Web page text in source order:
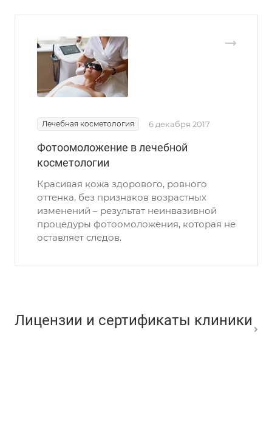
Лечебная косметология 6 декабря 2017
Фотоомоложение в лечебной
косметологии
Красивая кожа здорового, ровного
оттенка, без признаков возрастных
изменений – результат неинвазивной
процедуры фотоомоложения, которая не
оставляет следов.
Лицензии и сертификаты клиники